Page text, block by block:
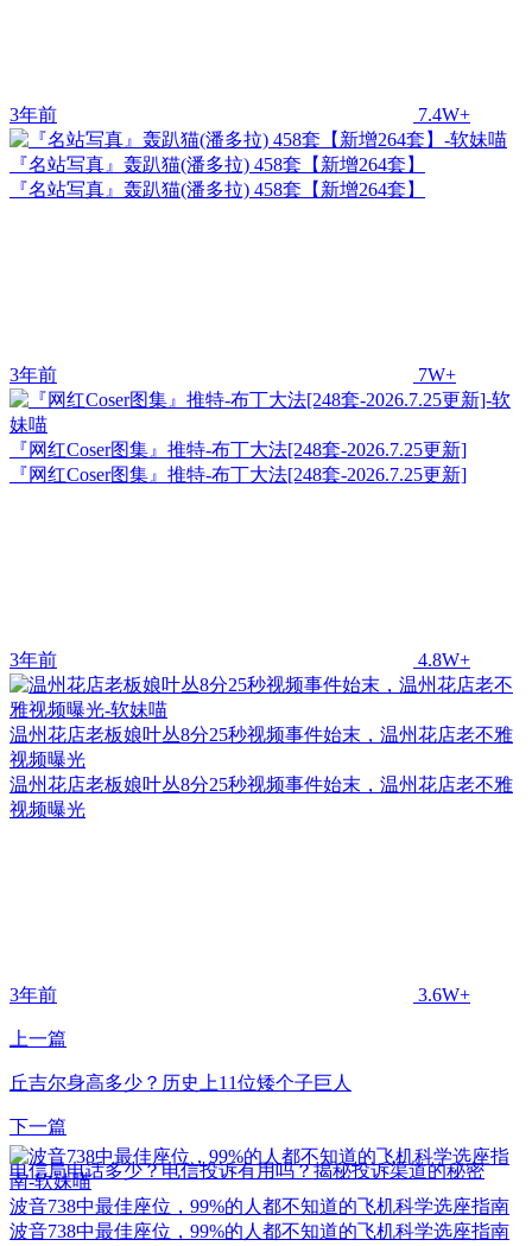
3年前 7.4W+
『名站写真』轰趴猫(潘多拉) 458套【新增264套】
『名站写真』轰趴猫(潘多拉) 458套【新增264套】
3年前 7W+
『网红Coser图集』推特-布丁大法[248套-2026.7.25更新]
『网红Coser图集』推特-布丁大法[248套-2026.7.25更新]
3年前 4.8W+
温州花店老板娘叶丛8分25秒视频事件始末，温州花店老不雅
视频曝光
温州花店老板娘叶丛8分25秒视频事件始末，温州花店老不雅
视频曝光
3年前 3.6W+
上一篇
丘吉尔身高多少？历史上11位矮个子巨人
下一篇
电信局电话多少？电信投诉有用吗？揭秘投诉渠道的秘密
波音738中最佳座位，99%的人都不知道的飞机科学选座指南
波音738中最佳座位，99%的人都不知道的飞机科学选座指南